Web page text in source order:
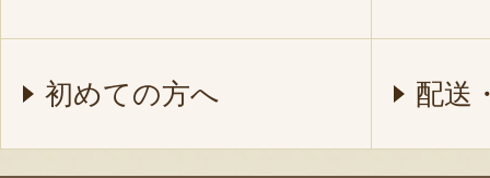
初めての方へ 配送